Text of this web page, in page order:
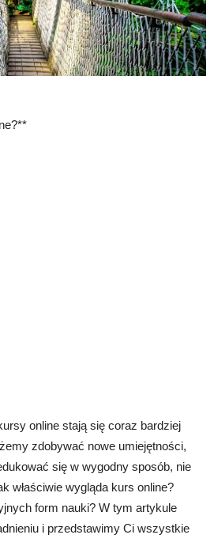
online stają się coraz bardziej
zdobywać nowe umiejętności,
się w wygodny sposób, nie
właściwie wygląda kurs online?
form nauki? W tym artykule
i przedstawimy Ci wszystkie